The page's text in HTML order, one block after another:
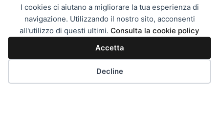
I cookies ci aiutano a migliorare la tua esperienza di
navigazione. Utilizzando il nostro sito, acconsenti
all'utilizzo di questi ultimi. Consulta la cookie policy
Accetta
Decline
VIDEO
Website Concept, Design & Development by Ingenia Direct |
Hospitality Communication in the Digital Age